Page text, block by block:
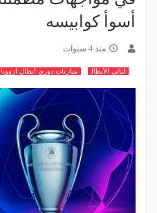
أسوأ كوابيسه
منذ 4 سنوات
ليالي الأبطال مباريات دوري أبطال ارووبا